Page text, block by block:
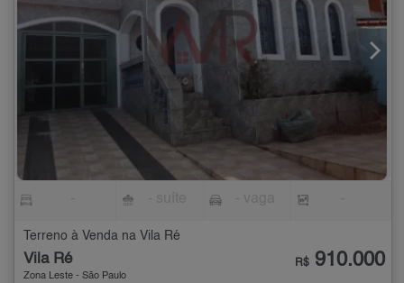
Terreno à Venda na Vila Ré
Vila Ré
Zona Leste - São Paulo
R$ 910.000